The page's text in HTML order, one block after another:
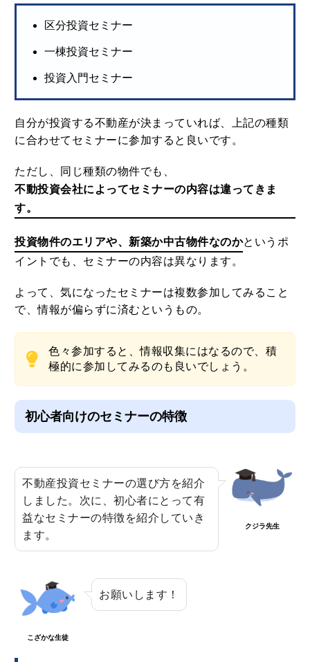
区分投資セミナー
一棟投資セミナー
投資入門セミナー
自分が投資する不動産が決まっていれば、上記の種類
に合わせてセミナーに参加すると良いです。
ただし、同じ種類の物件でも、
不動投資会社によってセミナーの内容は違ってきま
す。
投資物件のエリアや、新築か中古物件なのかというポ
イントでも、セミナーの内容は異なります。
よって、気になったセミナーは複数参加してみること
で、情報が偏らずに済むというもの。
色々参加すると、情報収集にはなるので、積
極的に参加してみるのも良いでしょう。
初心者向けのセミナーの特徴
不動産投資セミナーの選び方を紹介
しました。次に、初心者にとって有
益なセミナーの特徴を紹介していき
ます。
クジラ先生
こざかな生徒
お願いします！